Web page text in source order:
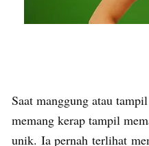
Saat manggung atau
memang kerap tampil
unik. Ia pernah terlihat